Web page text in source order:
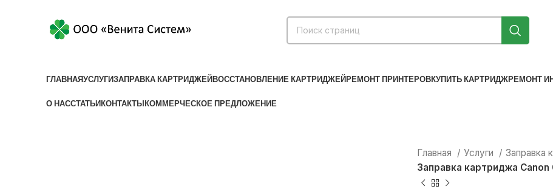
ГЛАВНАЯУСЛУГИЗАПРАВКА КАРТРИДЖЕЙВОССТАНОВЛЕНИЕ КАРТРИДЖЕЙРЕМОНТ ПРИНТЕРОВКУПИТЬ КАРТРИДЖРЕМОНТ
О НАССТАТЬИКОНТАКТЫКОММЕРЧЕСКОЕ ПРЕДЛОЖЕНИЕ
Главная Услуги
Заправка
Заправка картриджа